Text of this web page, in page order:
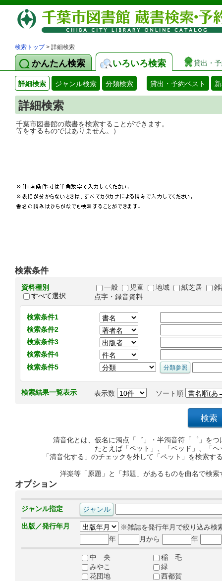
検索トップ> 詳細検索
かんたん検索 いろいろ検索 貸出・
詳細検索 ジャンル検索 分類検索 貸出・予約ベスト
詳細検索
千葉市図書館の蔵書を検索することがで
等をするものではありません。）
検索条件
資料種別
すべて選択
一般 児童 地域 紙芝居
点字・録音資料
検索条件1
検索条件2
検索条件3
検索条件4
検索条件5
検索結果一覧表示 表示数 ソート順
清音化とは、仮名に濁点「゛」・半濁音符「゜」を
たとえば「ペット」、「ベッド」、「
「清音化する」のチェックを外して「ペット」を検索
洋楽等「原題」と「邦題」があるものを曲名で検
オプション
ジャンル指定
出版／発行年月
※雑誌を発行年月で絞り込み検
年
月から 年
中 央
稲 毛
みやこ
緑
花団地
西都賀